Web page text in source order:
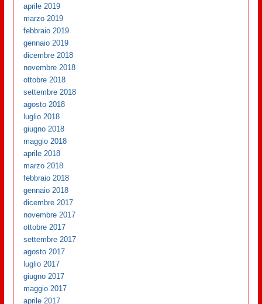
aprile 2019
marzo 2019
febbraio 2019
gennaio 2019
dicembre 2018
novembre 2018
ottobre 2018
settembre 2018
agosto 2018
luglio 2018
giugno 2018
maggio 2018
aprile 2018
marzo 2018
febbraio 2018
gennaio 2018
dicembre 2017
novembre 2017
ottobre 2017
settembre 2017
agosto 2017
luglio 2017
giugno 2017
maggio 2017
aprile 2017